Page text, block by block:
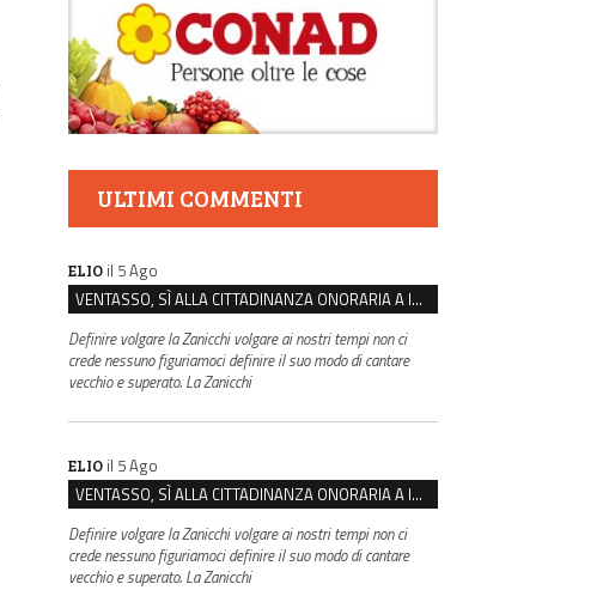
ULTIMI COMMENTI
ELIO il 5 Ago
VENTASSO, SÌ ALLA CITTADINANZA ONORARIA A IVA ZANICCHI. MA BARGIACCHI: “È DI PESSIMO GUSTO”
Definire volgare la Zanicchi volgare ai nostri tempi non ci
crede nessuno figuriamoci definire il suo modo di cantare
vecchio e superato. La Zanicchi
ELIO il 5 Ago
VENTASSO, SÌ ALLA CITTADINANZA ONORARIA A IVA ZANICCHI. MA BARGIACCHI: “È DI PESSIMO GUSTO”
Definire volgare la Zanicchi volgare ai nostri tempi non ci
crede nessuno figuriamoci definire il suo modo di cantare
vecchio e superato. La Zanicchi